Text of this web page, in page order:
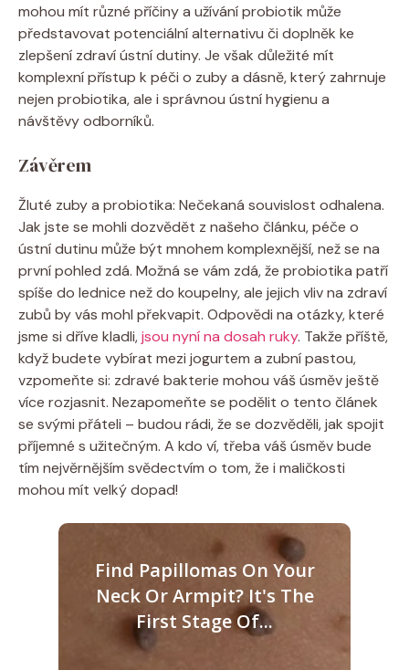
mohou mít různé příčiny a užívání probiotik může
představovat potenciální alternativu či doplněk ke
zlepšení zdraví ústní dutiny. Je však důležité mít
komplexní přístup k péči o zuby a dásně, který zahrnuje
nejen probiotika, ale i správnou ústní hygienu a
návštěvy odborníků.
Závěrem
Žluté zuby a probiotika: Nečekaná souvislost odhalena.
Jak jste se mohli dozvědět z našeho článku, péče o
ústní dutinu může být mnohem komplexnější, než se na
první pohled zdá. Možná se vám zdá, že probiotika patří
spíše do lednice než do koupelny, ale jejich vliv na zdraví
zubů by vás mohl překvapit. Odpovědi na otázky, které
jsme si dříve kladli,jsou nyní na dosah ruky. Takže příště,
když budete vybírat mezi jogurtem a zubní pastou,
vzpomeňte si: zdravé bakterie mohou váš úsměv ještě
více rozjasnit. Nezapomeňte se podělit o tento článek
se svými přáteli – budou rádi, že se dozvěděli, jak spojit
příjemné s užitečným. A kdo ví, třeba váš úsměv bude
tím nejvěrnějším svědectvím o tom, že i maličkosti
mohou mít velký dopad!
Find Papillomas On Your
Neck Or Armpit? It's The
First Stage Of...